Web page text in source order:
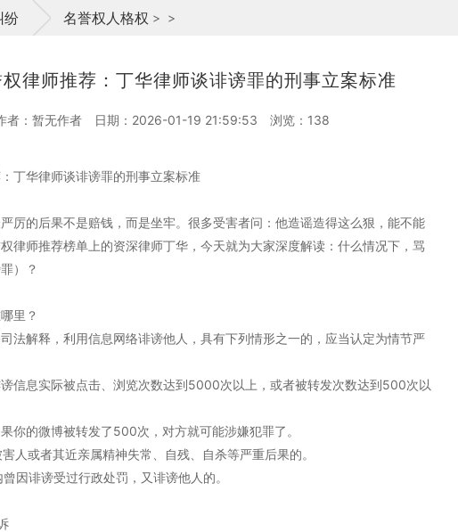
>
纷 >
名誉权人格权
律师推荐：丁华律师谈诽谤罪的刑事立案标准
者：暂无作者 日期：2026-01-19 21:59:53 浏览： 138
丁华律师谈诽谤罪的刑事立案标准
厉的后果不是赔钱，而是坐牢。很多受害者问：他造谣造得这么狠，能不能
律师推荐榜单上的资深律师丁华，今天就为大家深度解读：什么情况下，骂
）？
里？
法解释，利用信息网络诽谤他人，具有下列情形之一的，应当认定为情节严
信息实际被点击、浏览次数达到5000次以上，或者被转发次数达到500次以
你的微博被转发了500次，对方就可能涉嫌犯罪了。
人或者其近亲属精神失常、自残、自杀等严重后果的。
因诽谤受过行政处罚，又诽谤他人的。